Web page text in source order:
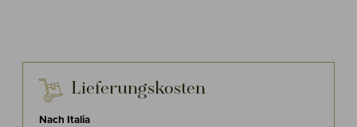
Lieferungskosten
Nach Italia